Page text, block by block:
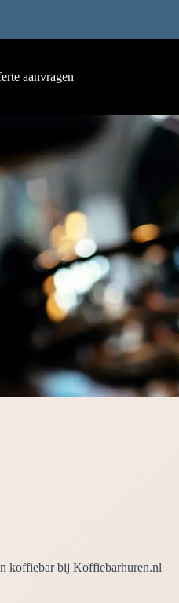
aanvragen
koffiebar bij Koffiebarhuren.nl